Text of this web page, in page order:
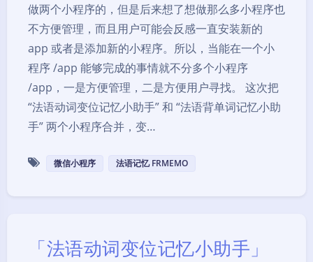
做两个小程序的，但是后来想了想做那么多小程序也
不方便管理，而且用户可能会反感一直安装新的
app 或者是添加新的小程序。所以，当能在一个小
程序 /app 能够完成的事情就不分多个小程序
/app，一是方便管理，二是方便用户寻找。 这次把
“法语动词变位记忆小助手” 和 “法语背单词记忆小助
手” 两个小程序合并，变…
微信小程序 法语记忆 FRMEMO
「法语动词变位记忆小助手」